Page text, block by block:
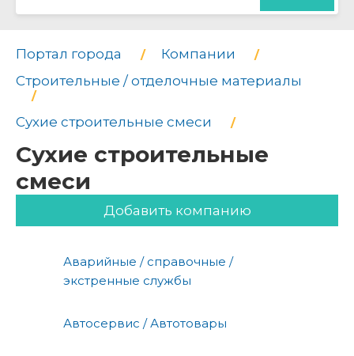
Портал города
Компании
Строительные / отделочные материалы
Сухие строительные смеси
Сухие строительные
смеси
Добавить компанию
Аварийные / справочные /
экстренные службы
Автосервис / Автотовары